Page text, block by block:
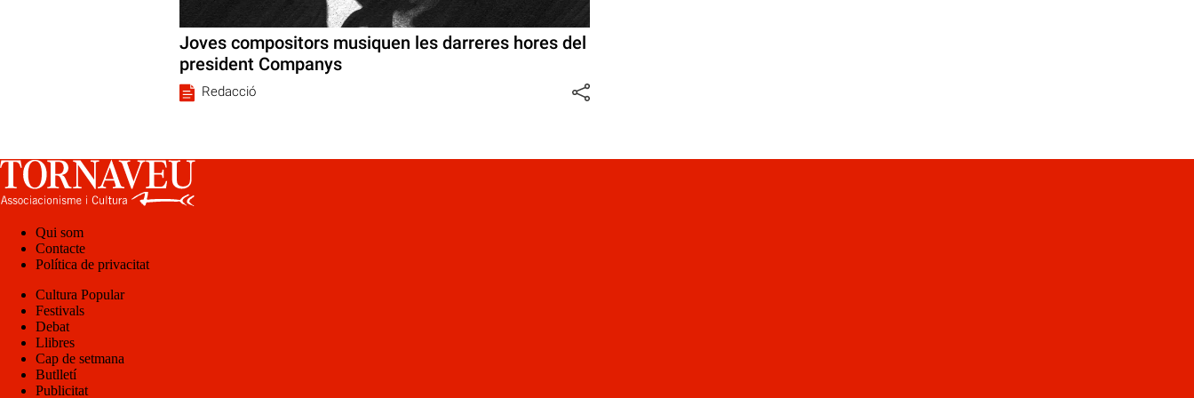
Joves compositors musiquen les darreres hores del
president Companys
Redacció
Qui som
Contacte
Política de privacitat
Cultura Popular
Festivals
Debat
Llibres
Cap de setmana
Butlletí
Publicitat